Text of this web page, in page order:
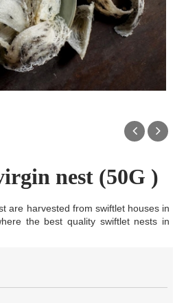
nest (50G )
are harvested from swiftlet houses in
the best quality swiftlet nests in